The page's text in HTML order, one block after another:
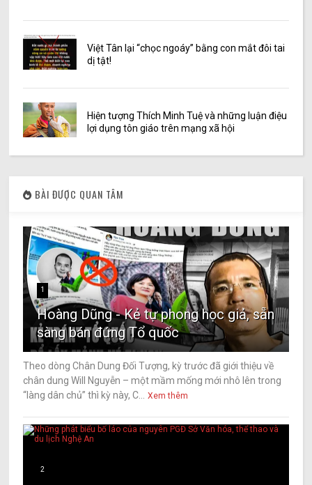
Việt Tân lại “chọc ngoáy” bằng con mắt đôi tai
dị tật!
Hiện tượng Thích Minh Tuệ và những luận điệu
lợi dụng tôn giáo trên mạng xã hội
BÀI ĐƯỢC QUAN TÂM
1
Hoàng Dũng - Kẻ tự phong học giả, sẵn
sàng bán đứng Tổ quốc
Theo dòng Chân Dung Đối Tượng, kỳ trước đã giới thiệu về
chân dung Will Nguyễn – một mầm mống mới nhô lên trong
“làng dân chủ” thì kỳ này, C...
Xem thêm
2